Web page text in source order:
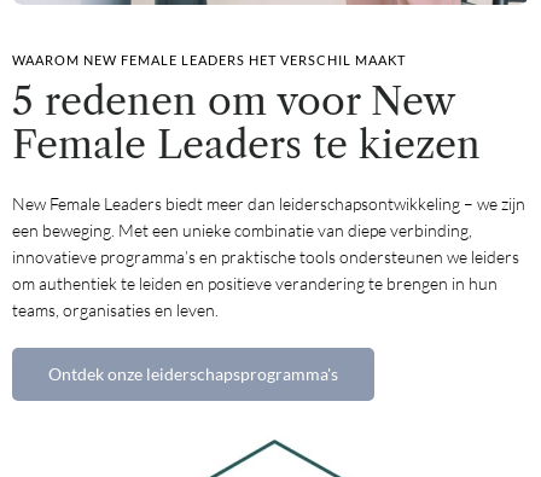
WAAROM NEW FEMALE LEADERS HET VERSCHIL MAAKT
5 redenen om voor New
Female Leaders te kiezen
New Female Leaders biedt meer dan leiderschapsontwikkeling – we zijn
een beweging. Met een unieke combinatie van diepe verbinding,
innovatieve programma’s en praktische tools ondersteunen we leiders
om authentiek te leiden en positieve verandering te brengen in hun
teams, organisaties en leven.
Ontdek onze leiderschapsprogramma's